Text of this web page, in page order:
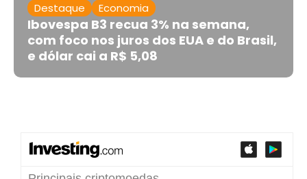
Destaque Economia
Ibovespa B3 recua 3% na semana,
com foco nos juros dos EUA e do Brasil,
e dólar cai a R$ 5,08